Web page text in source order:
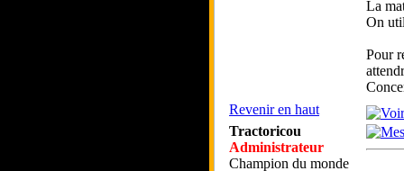
La
On
Pour
Revenir en haut
Tractoricou
Administrateur
Champion du monde